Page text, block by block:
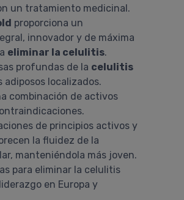
un tratamiento medicinal.
proporciona un
innovador y de máxima
eliminar la celulitis.
profundas de la celulitis
adiposos localizados.
combinación de activos
de principios activos y
la fluidez de la
manteniéndola más joven.
para eliminar la celulitis
en Europa y